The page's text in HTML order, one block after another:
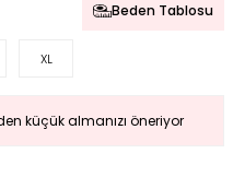
Beden Tablosu
XL
küçük almanızı öneriyor